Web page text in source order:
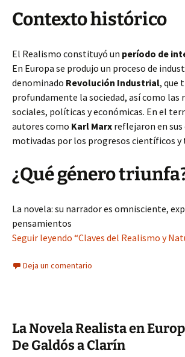
Contexto histórico
El Realismo constituyó un período de
En Europa se produjo un proceso de
denominado Revolución Industrial, que
profundamente la sociedad, así como las
sociales, políticas y económicas. En el
autores como Karl Marx reflejaron en
motivadas por los progresos científicos y
¿Qué género
La novela: su narrador es omnisciente,
pensamientos
Seguir leyendo “Claves del Realismo y
Deja un comentario
La Novela Realista en
De Galdós a Clarín